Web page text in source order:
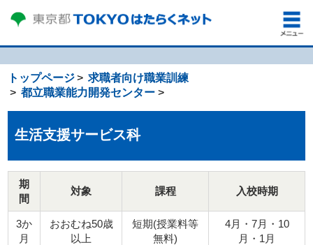
トップページ
求職者向け職業訓練
都立職業能力開発センター
生活支援サービス科
期
間
対象 課程 入校時期
3か
月
おおむね50歳
以上
短期(授業料等
無料)
4月・7月・10
月・1月